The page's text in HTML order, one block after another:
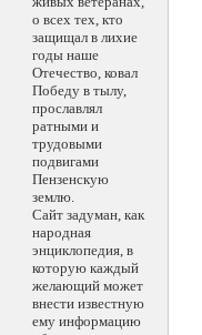
о всех тех, кто
защищал в лихие
годы наше
Отечество, ковал
Победу в тылу,
прославлял
ратными и
трудовыми
подвигами
Пензенскую
землю.
Сайт задуман, как
народная
энциклопедия, в
которую каждый
желающий может
внести известную
ему информацию